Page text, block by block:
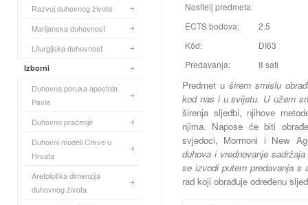
Nositelj predmeta:
ECTS bodova:
2.5
Kôd:
DI63
Predavanja:
8 sati
Predmet u širem smislu
kod nas i u svijetu. U užem
širenja sljedbi, njihove
njima. Napose će biti
svjedoci, Mormoni i New
duhova i vrednovanje
se izvodi putem predavanja s
rad koji obrađuje određenu
Razvoj duhovnog života
Marijanska duhovnost
Liturgijska duhovnost
Izborni
Duhovna poruka apostola
Pavla
Duhovno praćenje
Duhovni modeli Crkve u
Hrvata
Aretološka dimenzija
duhovnog života